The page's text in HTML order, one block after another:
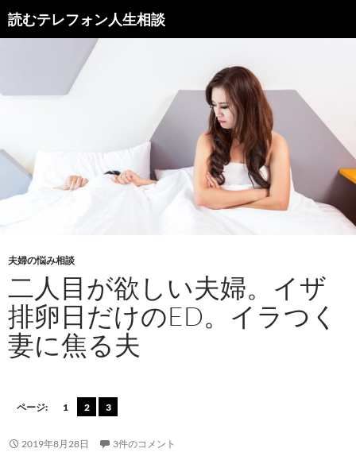
読むテレフォン人生相談
夫婦の悩み相談
二人目が欲しい夫婦。イザ
排卵日だけのED。イラつく
妻に焦る夫
ページ: 1 2 3
2019年8月28日 3件のコメント